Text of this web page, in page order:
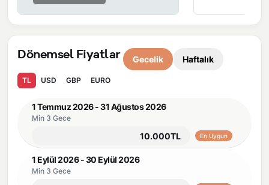
Dönemsel Fiyatlar Gecelik Haftalık
TL USD GBP EURO
1 Temmuz 2026 - 31 Ağustos 2026
Min 3 Gece
10.000TL En Uygun
1 Eylül 2026 - 30 Eylül 2026
Min 3 Gece